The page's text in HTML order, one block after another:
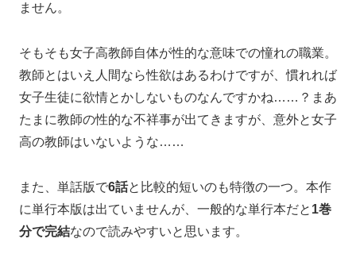
ません。
そもそも女子高教師自体が性的な意味での憧れの職業。
教師とはいえ人間なら性欲はあるわけですが、慣れれば
女子生徒に欲情とかしないものなんですかね……？まあ
たまに教師の性的な不祥事が出てきますが、意外と女子
高の教師はいないような……
また、単話版で6話と比較的短いのも特徴の一つ。本作
に単行本版は出ていませんが、一般的な単行本だと 1巻
分で完結なので読みやすいと思います。